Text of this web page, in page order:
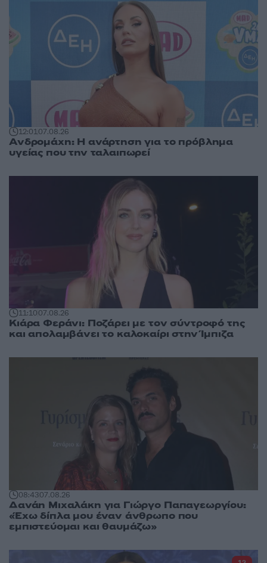
12:0107.08.26
Ανδρομάχη: Η ανάρτηση για το πρόβλημα
υγείας που την ταλαιπωρεί
11:1007.08.26
Κιάρα Φεράνι: Ποζάρει με τον σύντροφό της
και απολαμβάνει το καλοκαίρι στην Ίμπιζα
08:4307.08.26
Δανάη Μιχαλάκη για Γιώργο Παπαγεωργίου:
«Έχω δίπλα μου έναν άνθρωπο που
εμπιστεύομαι και θαυμάζω»